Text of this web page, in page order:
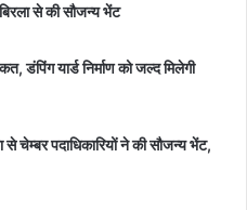
से की सौजन्य भेंट
डंपिंग यार्ड निर्माण को जल्द मिलेगी
से चेम्बर पदाधिकारियों ने की सौजन्य भेंट,